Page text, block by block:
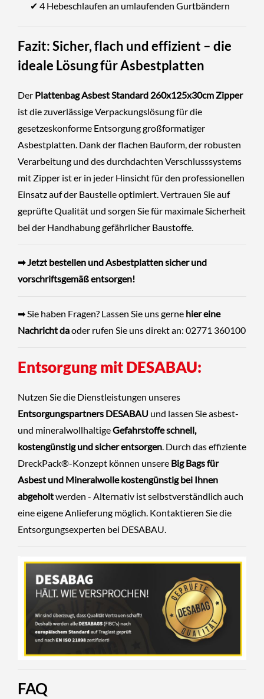
✔ 4 Hebeschlaufen an umlaufenden Gurtbändern
Fazit: Sicher, flach und effizient – die
ideale Lösung für Asbestplatten
Der Plattenbag Asbest Standard 260x125x30cm Zipper
ist die zuverlässige Verpackungslösung für die
gesetzeskonforme Entsorgung großformatiger
Asbestplatten. Dank der flachen Bauform, der robusten
Verarbeitung und des durchdachten Verschlusssystems
mit Zipper ist er in jeder Hinsicht für den professionellen
Einsatz auf der Baustelle optimiert. Vertrauen Sie auf
geprüfte Qualität und sorgen Sie für maximale Sicherheit
bei der Handhabung gefährlicher Baustoffe.
➡ Jetzt bestellen und Asbestplatten sicher und
vorschriftsgemäß entsorgen!
➡ Sie haben Fragen? Lassen Sie uns gerne hier eine
Nachricht daoder rufen Sie uns direkt an: 02771 360100
Entsorgung mit DESABAU:
Nutzen Sie die Dienstleistungen unseres
Entsorgungspartners DESABAU und lassen Sie asbest-
und mineralwollhaltigeGefahrstoffe schnell,
kostengünstig und sicher entsorgen. Durch das effiziente
DreckPack®-Konzept können unsere Big Bags für
Asbest und Mineralwolle kostengünstig bei Ihnen
abgeholtwerden - Alternativ ist selbstverständlich auch
eine eigene Anlieferung möglich. Kontaktieren Sie die
Entsorgungsexperten bei DESABAU.
FAQ